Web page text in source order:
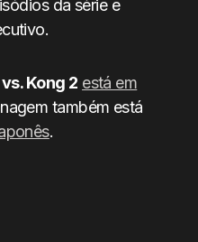
da série e
Kong 2 está em
também está
.